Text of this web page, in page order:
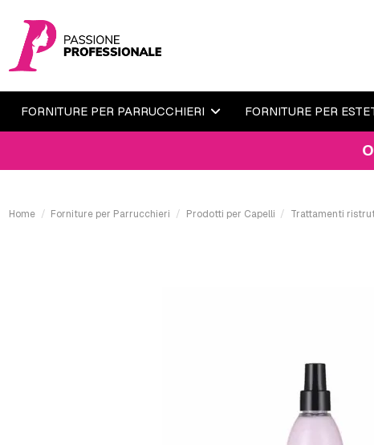
FORNITURE PER PARRUCCHIERI FORNITURE PER
ORDINA
Home Forniture per Parrucchieri Prodotti per Capelli Trattamenti